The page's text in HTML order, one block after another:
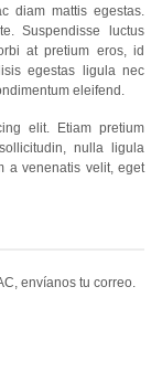
diam mattis egestas.
Suspendisse luctus
at pretium eros, id
egestas ligula nec
eleifend.
elit. Etiam pretium
nulla ligula
a venenatis velit, eget
envíanos tu correo.